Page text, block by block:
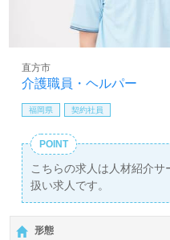
介護職員・ヘルパー
直方市
福岡県 契約社員
POINT
こちらの求人は人材紹介
扱い求人です。
詳細に関してお気軽にご相
【無料】で皆さんの転職
形態